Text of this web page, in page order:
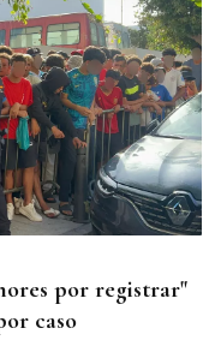
por registrar"
caso